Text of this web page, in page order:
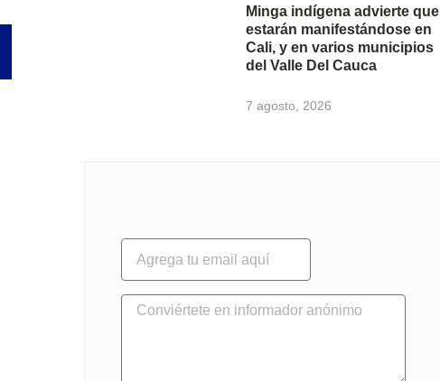
Minga indígena advierte que
estarán manifestándose en
Cali, y en varios municipios
del Valle Del Cauca
7 agosto, 2026